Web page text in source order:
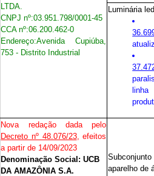
LTDA.
CNPJ nº:03.951.798/0001-45
CCA nº:06.200.462-0
Endereço:Avenida Cupiúba,
753 - Distrito Industrial
Luminária
Nova redação dada pelo
Decreto nº 48.076/23, efeitos
a partir de 14/09/2023
Denominação Social: UCB
DA AMAZÔNIA S.A.
Subconjunto
aparelho de